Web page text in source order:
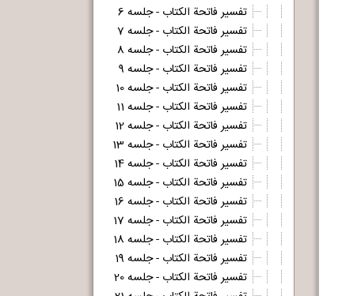
تفسیر فاتحة الکتاب - جلسه 6
تفسیر فاتحة الکتاب - جلسه 7
تفسیر فاتحة الکتاب - جلسه 8
تفسیر فاتحة الکتاب - جلسه 9
تفسیر فاتحة الکتاب - جلسه 10
تفسیر فاتحة الکتاب - جلسه 11
تفسیر فاتحة الکتاب - جلسه 12
تفسیر فاتحة الکتاب - جلسه 13
تفسیر فاتحة الکتاب - جلسه 14
تفسیر فاتحة الکتاب - جلسه 15
تفسیر فاتحة الکتاب - جلسه 16
تفسیر فاتحة الکتاب - جلسه 17
تفسیر فاتحة الکتاب - جلسه 18
تفسیر فاتحة الکتاب - جلسه 19
تفسیر فاتحة الکتاب - جلسه 20